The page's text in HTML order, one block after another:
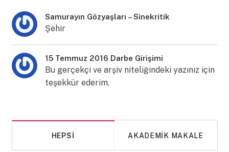
Samurayın Gözyaşları – Sinekritik
Şehir
15 Temmuz 2016 Darbe Girişimi
Bu gerçekçi ve arşiv niteliğindeki yazınız için
teşekkür ederim.
HEPSI AKADEMIK MAKALE